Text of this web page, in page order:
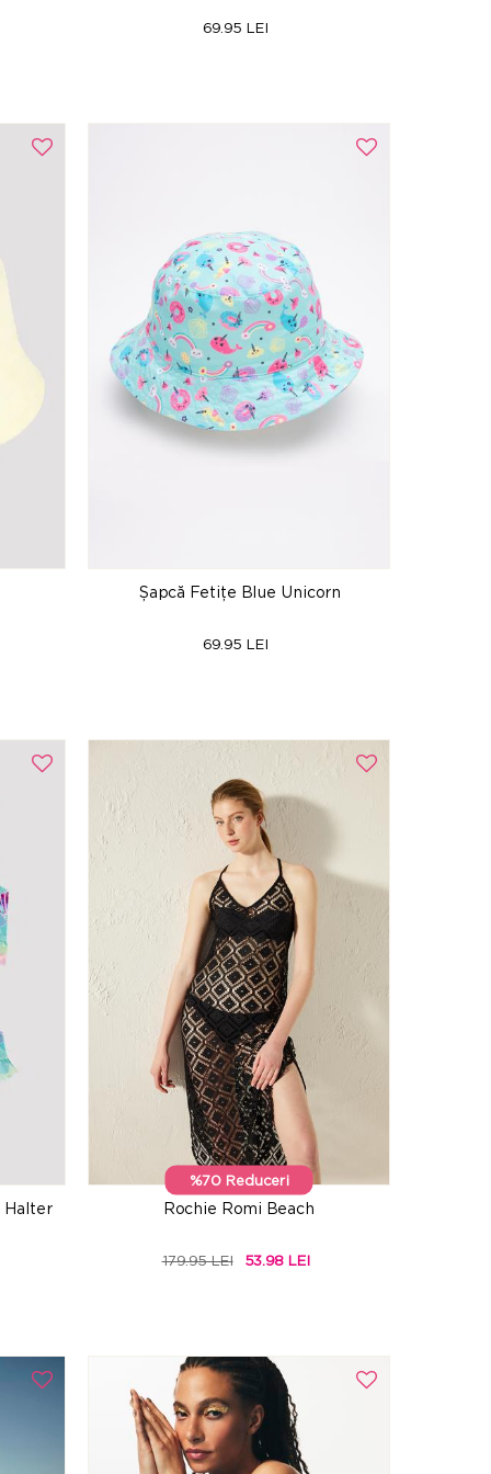
69.95 LEI
Șapcă Fetițe Blue Unicorn
69.95 LEI
Halter
%70 Reduceri
Rochie Romi Beach
179.95 LEI 53.98 LEI